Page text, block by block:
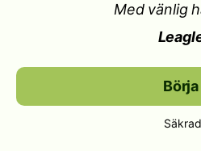
Med vänlig
Börja
Säkrad